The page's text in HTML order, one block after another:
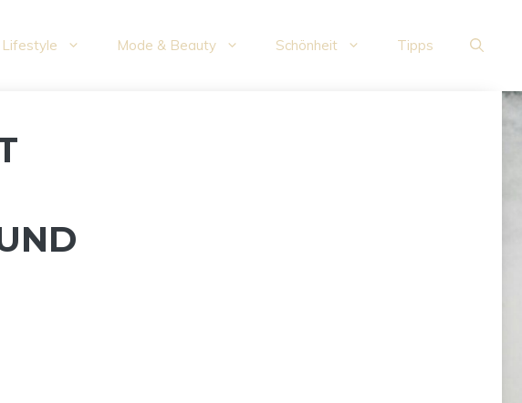
Lifestyle Mode & Beauty Schönheit Tipps